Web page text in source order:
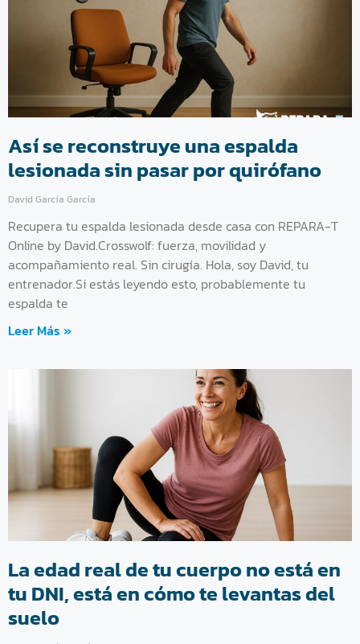
Así se reconstruye una espalda
lesionada sin pasar por quirófano
David García García
Recupera tu espalda lesionada desde casa con REPARA-T
Online by David.Crosswolf: fuerza, movilidad y
acompañamiento real. Sin cirugía. Hola, soy David, tu
entrenador.Si estás leyendo esto, probablemente tu
espalda te
Leer Más »
La edad real de tu cuerpo no está en
tu DNI, está en cómo te levantas del
suelo